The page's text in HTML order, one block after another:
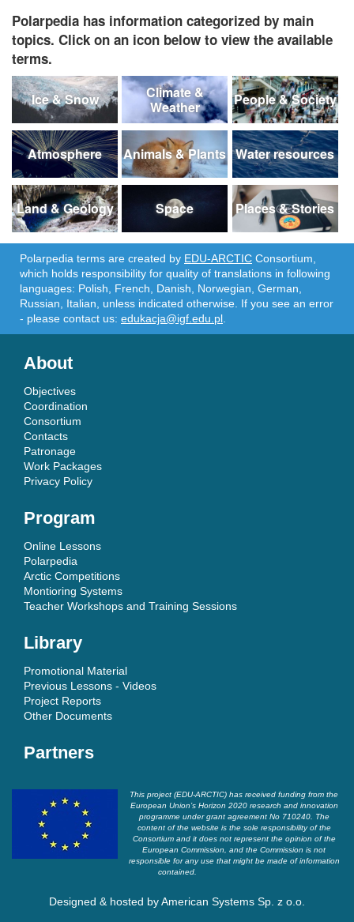
Polarpedia has information categorized by main
topics. Click on an icon below to view the available
terms.
Ice & Snow
Climate &
Weather
People & Society
Atmosphere Animals & Plants Water resources
Land & Geology Space Places & Stories
Polarpedia terms are created by EDU-ARCTIC Consortium,
which holds responsibility for quality of translations in following
languages: Polish, French, Danish, Norwegian, German,
Russian, Italian, unless indicated otherwise. If you see an error
- please contact us: edukacja@igf.edu.pl
About
Objectives
Coordination
Consortium
Contacts
Patronage
Work Packages
Privacy Policy
Program
Online Lessons
Polarpedia
Arctic Competitions
Montioring Systems
Teacher Workshops and Training Sessions
Library
Promotional Material
Previous Lessons - Videos
Project Reports
Other Documents
Partners
This project (EDU-ARCTIC) has received funding from the
European Union’s Horizon 2020 research and innovation
programme under grant agreement No 710240. The
content of the website is the sole responsibility of the
Consortium and it does not represent the opinion of the
European Commission, and the Commission is not
responsible for any use that might be made of information
contained.
Designed & hosted byAmerican Systems Sp. z o.o.